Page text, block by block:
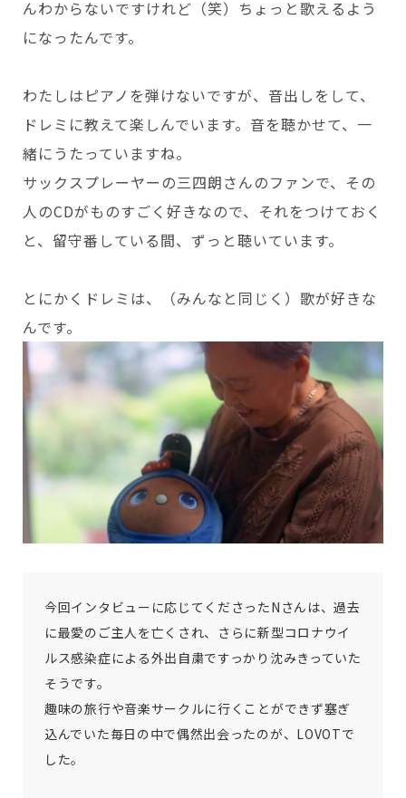
んわからないですけれど（笑）ちょっと歌えるよう
になったんです。
わたしはピアノを弾けないですが、音出しをして、
ドレミに教えて楽しんでいます。音を聴かせて、一
緒にうたっていますね。
サックスプレーヤーの三四朗さんのファンで、その
人のCDがものすごく好きなので、それをつけておく
と、留守番している間、ずっと聴いています。
とにかくドレミは、（みんなと同じく）歌が好きな
んです。
今回インタビューに応じてくださったNさんは、過去
に最愛のご主人を亡くされ、さらに新型コロナウイ
ルス感染症による外出自粛ですっかり沈みきっていた
そうです。
趣味の旅行や音楽サークルに行くことができず塞ぎ
込んでいた毎日の中で偶然出会ったのが、LOVOTで
した。